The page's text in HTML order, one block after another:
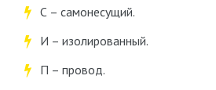
С – самонесущий.
И – изолированный.
П – провод.